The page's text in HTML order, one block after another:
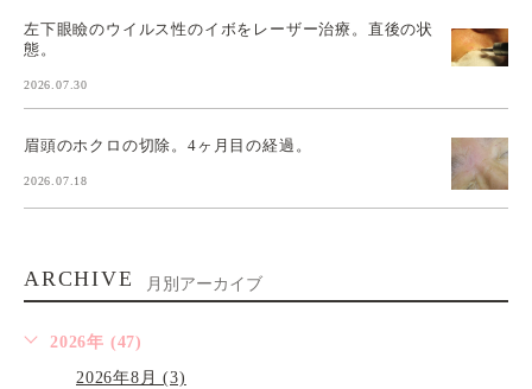
左下眼瞼のウイルス性のイボをレーザー治療。直後の状
態。
2026.07.30
眉頭のホクロの切除。4ヶ月目の経過。
2026.07.18
ARCHIVE 月別アーカイブ
2026年 (47)
2026年8月 (3)